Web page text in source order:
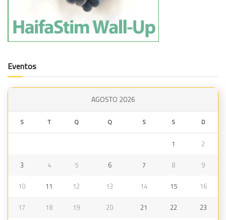
Eventos
AGOSTO 2026
S T Q Q S S D
1 2
3 4 5 6 7 8 9
10 11 12 13 14 15 16
17 18 19 20 21 22 23